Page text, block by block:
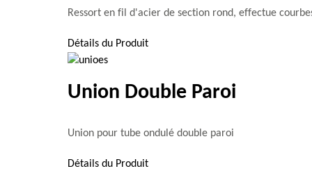
Ressort en fil d'acier de section rond, effectue
Détails du Produit
Union Double Paroi
Union pour tube ondulé double paroi
Détails du Produit